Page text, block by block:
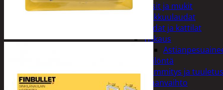
Lasit ja mukit
Leikkuulaudat
Padat ja kattilat
Tiskaus
Säilöntä
Kodin lämmitys ja tuuletus
Ilmanvaihto